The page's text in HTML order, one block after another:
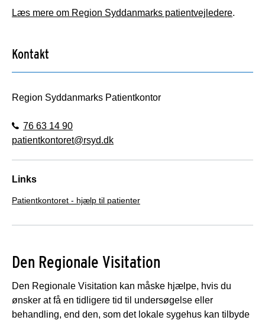
Læs mere om Region Syddanmarks patientvejledere.
Kontakt
Links
Patientkontoret - hjælp til patienter
Region Syddanmarks Patientkontor
76 63 14 90
patientkontoret@rsyd.dk
Den Regionale Visitation
Den Regionale Visitation kan måske hjælpe, hvis du
ønsker at få en tidligere tid til undersøgelse eller
behandling, end den, som det lokale sygehus kan tilbyde